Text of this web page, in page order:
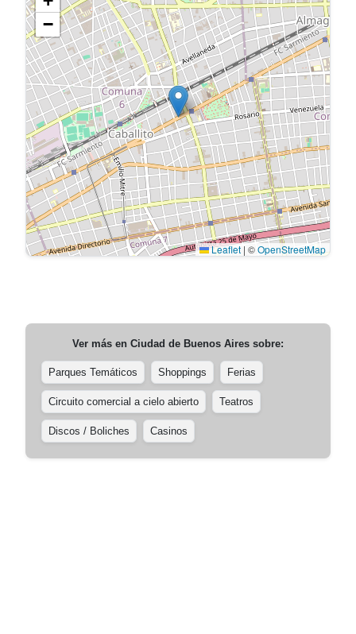
−
Leaflet | ©OpenStreetMap
Ver más en Ciudad de Buenos Aires sobre:
Parques Temáticos Shoppings Ferias
Circuito comercial a cielo abierto Teatros
Discos / Boliches Casinos